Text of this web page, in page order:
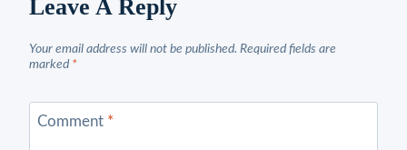
Leave A Reply
Your email address will not be published. Required fields are
marked *
Comment *